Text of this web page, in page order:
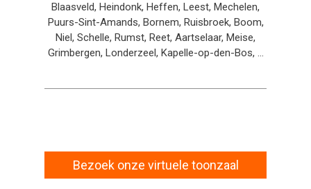
Blaasveld, Heindonk, Heffen, Leest, Mechelen,
Puurs-Sint-Amands, Bornem, Ruisbroek, Boom,
Niel, Schelle, Rumst, Reet, Aartselaar, Meise,
Grimbergen, Londerzeel, Kapelle-op-den-Bos, ...
Bezoek onze virtuele toonzaal